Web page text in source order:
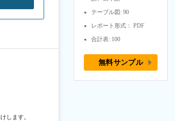
します。
テーブル図: 90
レポート形式： PDF
合計表: 100
無料サンプル